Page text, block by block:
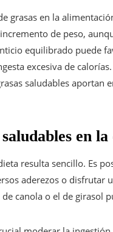
grasas en la
de peso,
equilibrado puede
excesiva de
saludables aportan
en
resulta sencillo. Es
aderezos o disfrutar
canola o el de girasol